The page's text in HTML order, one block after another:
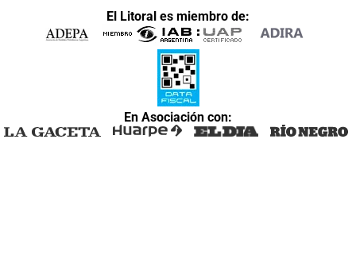
El Litoral es miembro de:
En Asociación con: